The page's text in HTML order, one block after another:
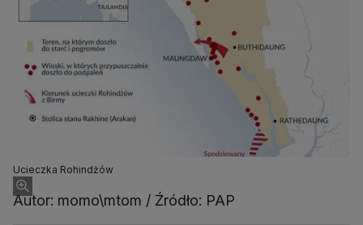
Ucieczka Rohindżów
Autor: momo\mtom / Źródło: PAP